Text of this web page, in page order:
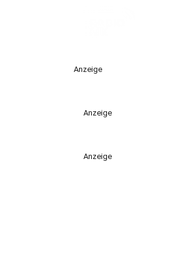
Anzeige
Anzeige
Anzeige